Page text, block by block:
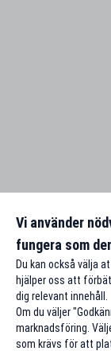
Vi använder
fungera som
Du kan också välja
hjälper oss att
dig relevant innehåll.
Om du väljer
marknadsföring.
som krävs för att